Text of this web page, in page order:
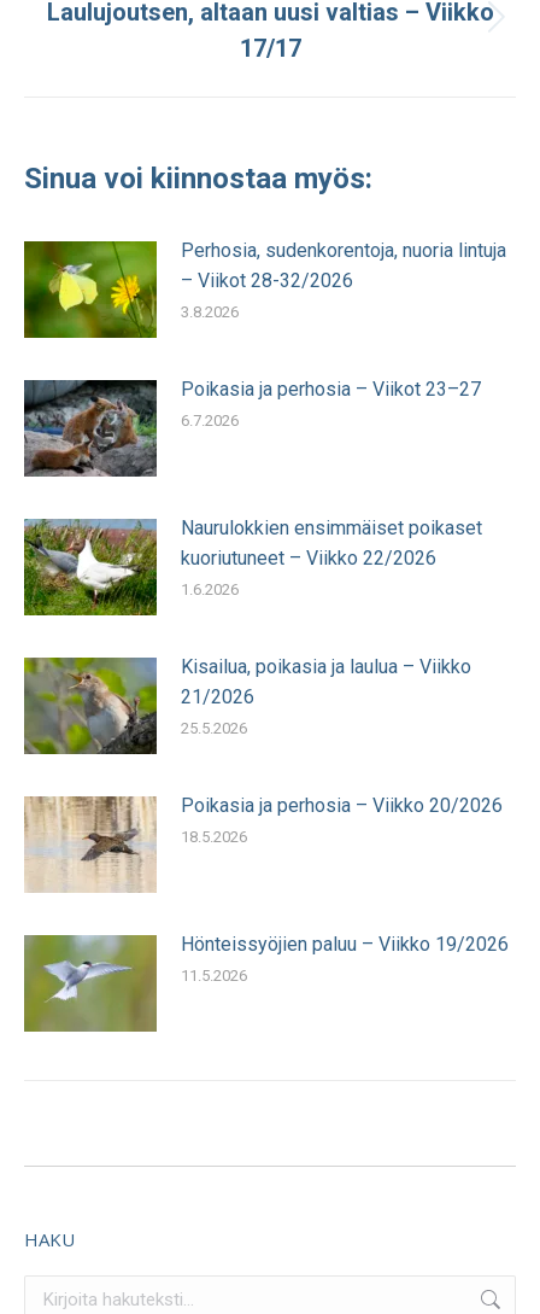
julkaisu:
Laulujoutsen, altaan uusi valtias – Viikko
17/17
Sinua voi kiinnostaa myös:
Perhosia, sudenkorentoja, nuoria lintuja
– Viikot 28-32/2026
3.8.2026
Poikasia ja perhosia – Viikot 23–27
6.7.2026
Naurulokkien ensimmäiset poikaset
kuoriutuneet – Viikko 22/2026
1.6.2026
Kisailua, poikasia ja laulua – Viikko
21/2026
25.5.2026
Poikasia ja perhosia – Viikko 20/2026
18.5.2026
Hönteissyöjien paluu – Viikko 19/2026
11.5.2026
HAKU